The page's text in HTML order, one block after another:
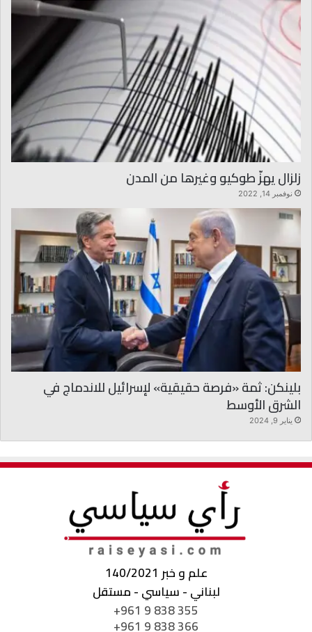
زلزال يهزّ طوكيو وغيرها من المدن
نوفمبر 14, 2022
بلينكن: ثمة «فرصة حقيقية» لإسرائيل للاندماج في
الشرق الأوسط
يناير 9, 2024
علم و خبر 140/2021
لبناني - سياسي - مستقل
+961 9 838 355
+961 9 838 366